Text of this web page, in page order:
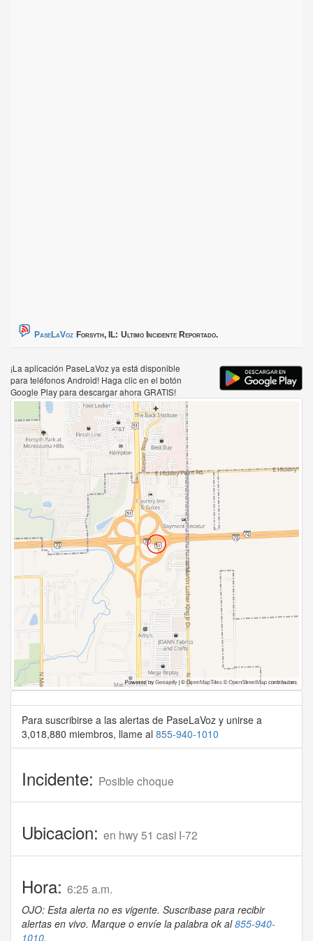
PaseLaVoz Forsyth, IL: Ultimo Incidente Reportado.
¡La aplicación PaseLaVoz ya está disponible
para teléfonos Android! Haga clic en el botón
Google Play para descargar ahora GRATIS!
Para suscribirse a las alertas de PaseLaVoz y unirse a
3,018,880 miembros, llame al 855-940-1010
Incidente: Posible choque
Ubicacion: en hwy 51 casi I-72
Hora: 6:25 a.m.
OJO: Esta alerta no es vigente. Suscribase para recibir
alertas en vivo. Marque o envíe la palabra ok al855-940-
1010.